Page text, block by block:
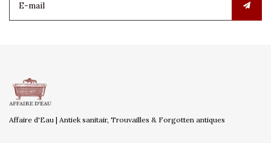
Affaire d'Eau | Antiek sanitair, Trouvailles & Forgotten antiques